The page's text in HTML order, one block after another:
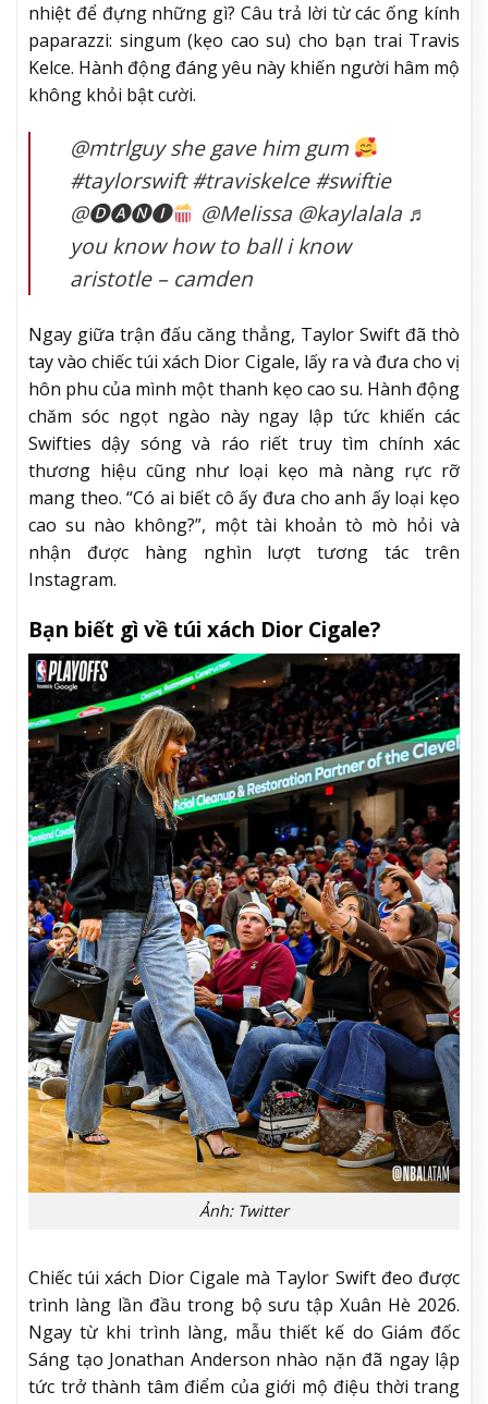
nhiệt để đựng những gì? Câu trả lời từ các ống kính
paparazzi: singum (kẹo cao su) cho bạn trai Travis
Kelce. Hành động đáng yêu này khiến người hâm mộ
không khỏi bật cười.
@mtrlguy she gave him gum
#taylorswift #traviskelce #swiftie
@🅓🅐🅝🅘
@Melissa @kaylalala ♬
you know how to ball i know
aristotle – camden
Ngay giữa trận đấu căng thẳng, Taylor Swift đã thò
tay vào chiếc túi xách Dior Cigale, lấy ra và đưa cho vị
hôn phu của mình một thanh kẹo cao su. Hành động
chăm sóc ngọt ngào này ngay lập tức khiến các
Swifties dậy sóng và ráo riết truy tìm chính xác
thương hiệu cũng như loại kẹo mà nàng rực rỡ
mang theo. “Có ai biết cô ấy đưa cho anh ấy loại kẹo
cao su nào không?”, một tài khoản tò mò hỏi và
nhận được hàng nghìn lượt tương tác trên
Instagram.
Bạn biết gì về túi xách Dior Cigale?
Ảnh: Twitter
Chiếc túi xách Dior Cigale mà Taylor Swift đeo được
trình làng lần đầu trong bộ sưu tập Xuân Hè 2026.
Ngay từ khi trình làng, mẫu thiết kế do Giám đốc
Sáng tạo Jonathan Anderson nhào nặn đã ngay lập
tức trở thành tâm điểm của giới mộ điệu thời trang